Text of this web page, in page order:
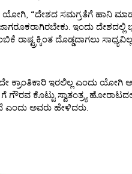
“ದೇಶದ ಸಮಗ್ರತೆಗೆ ಹಾನಿ
ಇಂದು
ದೊಡ್ಡದಾಗಲು
ಇರಲಿಲ್ಲ ಎಂದು ಯೋಗಿ
ಕೊಟ್ಟು ಸ್ವಾತಂತ್ರ್ಯ ಹೋರಾಟದಲ್ಲಿ
ಅವರು ಹೇಳಿದರು.